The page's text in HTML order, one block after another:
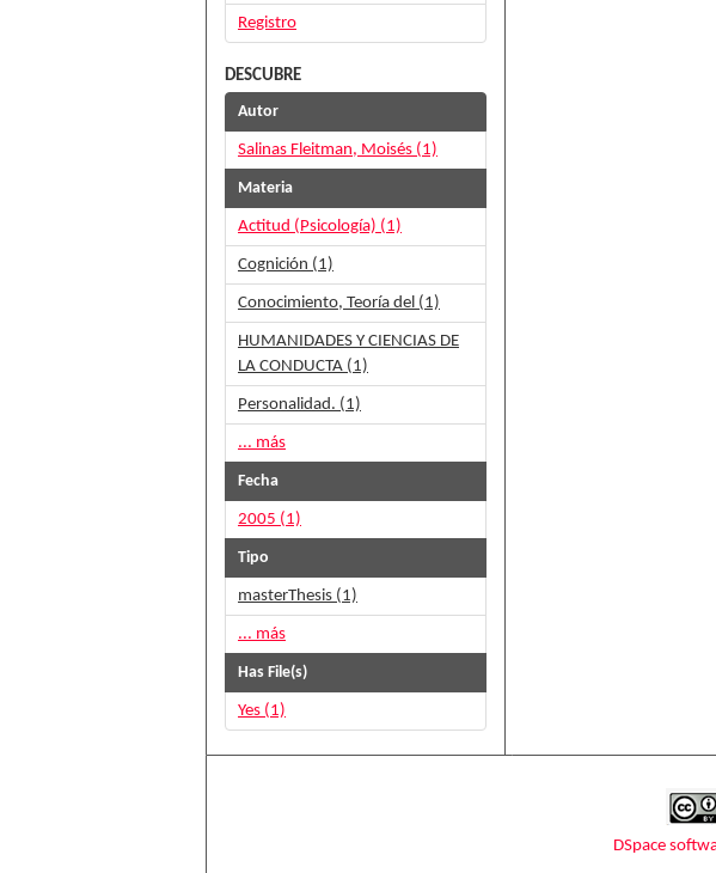
Registro
DESCUBRE
Autor
Salinas Fleitman, Moisés (1)
Materia
Actitud (Psicología) (1)
Cognición (1)
Conocimiento, Teoría del (1)
HUMANIDADES Y CIENCIAS DE
LA CONDUCTA (1)
Personalidad. (1)
... más
Fecha
2005 (1)
Tipo
masterThesis (1)
... más
Has File(s)
Yes (1)
DSpace